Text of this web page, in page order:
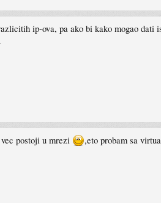
ip-ova, pa ako bi kako mogao
postoji u mrezi ,eto probam sa